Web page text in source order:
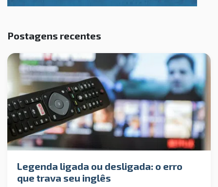
Postagens recentes
Legenda ligada ou desligada: o erro
que trava seu inglês